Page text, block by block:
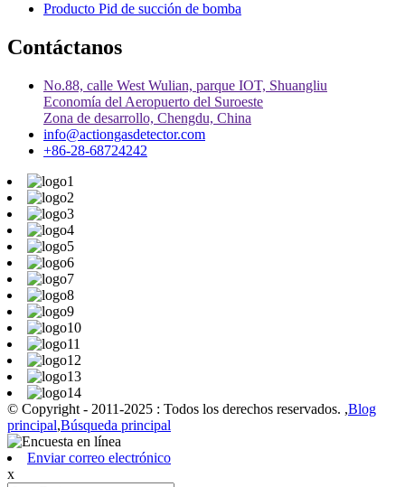
Producto Pid de succión de bomba
Contáctanos
No.88, calle West Wulian, parque IOT, Shuangliu
Economía del Aeropuerto del Suroeste
Zona de desarrollo, Chengdu, China
info@actiongasdetector.com
+86-28-68724242
© Copyright - 2011-2025 : Todos los derechos reservados. ,Blog
principal,Búsqueda principal
Enviar correo electrónico
x